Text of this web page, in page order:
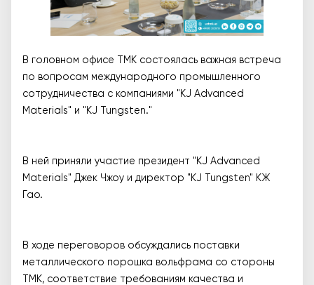
В головном офисе ТМК состоялась важная встреча
по вопросам международного промышленного
сотрудничества с компаниями "KJ Advanced
Materials" и "KJ Tungsten."
В ней приняли участие президент "KJ Advanced
Materials" Джек Чжоу и директор "KJ Tungsten" КЖ
Гао.
В ходе переговоров обсуждались поставки
металлического порошка вольфрама со стороны
ТМК, соответствие требованиям качества и